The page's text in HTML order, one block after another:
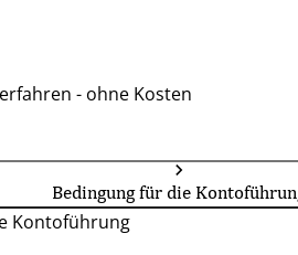
- ohne Kosten
Bedingung für die
Kontoführung